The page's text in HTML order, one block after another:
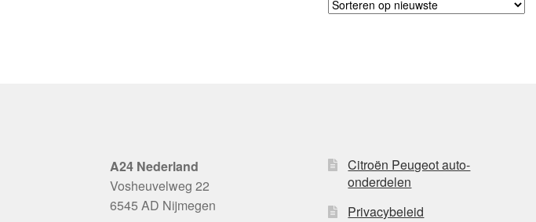
A24 Nederland
Vosheuvelweg 22
6545 AD Nijmegen
Citroën Peugeot auto-
onderdelen
Privacybeleid